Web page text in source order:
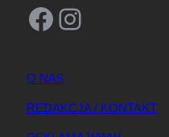
Facebook Instagram
O NAS
REDAKCJA / KONTAKT